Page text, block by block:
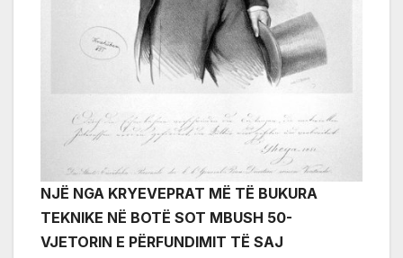
NJË NGA KRYEVEPRAT MË TË BUKURA
TEKNIKE NË BOTË SOT MBUSH 50-
VJETORIN E PËRFUNDIMIT TË SAJ